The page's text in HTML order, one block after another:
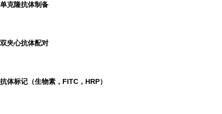
单克隆抗体制备
双夹心抗体配对
抗体标记（生物素，FITC，HRP）